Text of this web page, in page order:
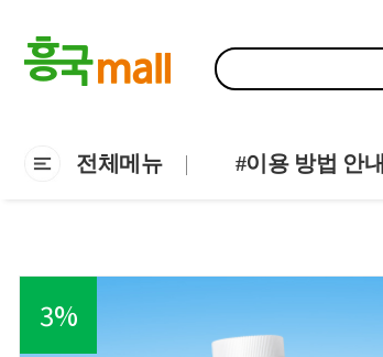
전체메뉴 #이용 방법 안내
3%